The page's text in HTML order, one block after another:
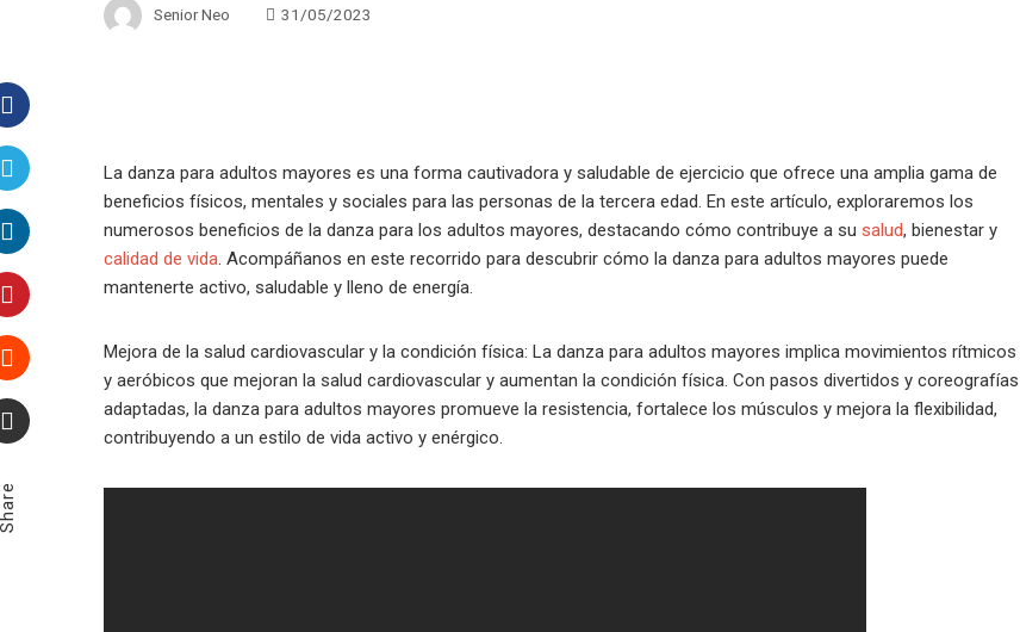
Senior Neo 31/05/2023
Facebook
Twitter
LinkedIn
Pinterest
Stumbleupon
La danza para adultos mayores es una forma cautivadora y saludable de ejercicio que ofrece una amplia gama de
beneficios físicos, mentales y sociales para las personas de la tercera edad. En este artículo, exploraremos los
numerosos beneficios de la danza para los adultos mayores, destacando cómo contribuye a su salud, bienestar y
calidad de vida. Acompáñanos en este recorrido para descubrir cómo la danza para adultos mayores puede
mantenerte activo, saludable y lleno de energía.
Mejora de la salud cardiovascular y la condición física: La danza para adultos mayores implica movimientos rítmicos
y aeróbicos que mejoran la salud cardiovascular y aumentan la condición física. Con pasos divertidos y coreografías
adaptadas, la danza para adultos mayores promueve la resistencia, fortalece los músculos y mejora la flexibilidad,
contribuyendo a un estilo de vida activo y enérgico.